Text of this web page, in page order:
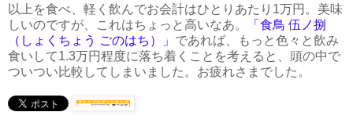
以上を食べ、軽く飲んでお会計はひとりあたり1万円。美味
しいのですが、これはちょっと高いなあ。
「食鳥 伍ノ捌
（しょくちょう ごのはち）」 であれば、もっと色々と飲み
食いして1.3万円程度に落ち着くことを考えると、頭の中で
ついつい比較してしまいました。お疲れさまでした。